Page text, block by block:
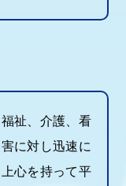
祉、介護、看
に対し迅速に
心を持って平